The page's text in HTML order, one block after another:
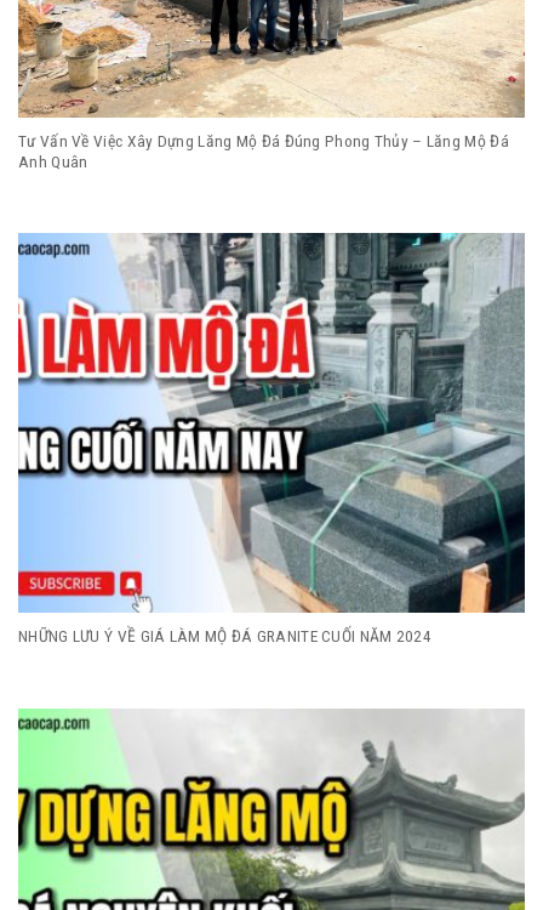
Tư Vấn Về Việc Xây Dựng Lăng Mộ Đá Đúng Phong Thủy – Lăng Mộ Đá
Anh Quân
NHỮNG LƯU Ý VỀ GIÁ LÀM MỘ ĐÁ GRANITE CUỐI NĂM 2024